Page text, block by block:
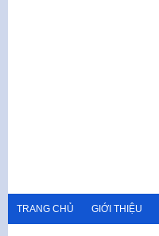
TRANG CHỦ GIỚI THIỆU